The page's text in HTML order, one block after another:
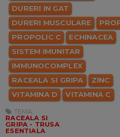
DURERI IN GAT
DURERI MUSCULARE
PROPOLIC C
ECHINACEA
SISTEM IMUNITAR
IMMUNOCOMPLEX
RACEALA SI GRIPA
ZINC
VITAMINA D
VITAMINA C
TEMA:
RACEALA SI
GRIPA - TRUSA
ESENTIALA